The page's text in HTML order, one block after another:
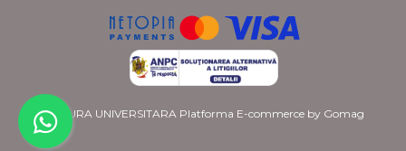
EDITURA UNIVERSITARA Platforma E-commerce by Gomag